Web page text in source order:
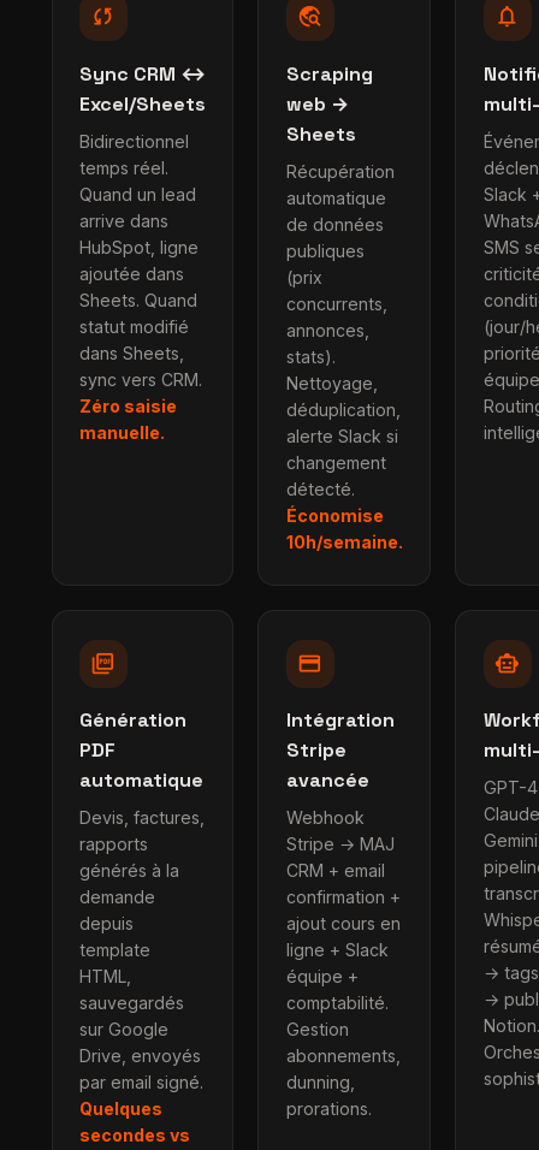
sync
Sync CRM ↔
Excel/Sheets
Bidirectionnel
temps réel.
Quand un lead
arrive dans
HubSpot, ligne
ajoutée dans
Sheets. Quand
statut modifié
dans Sheets,
sync vers CRM.
Zéro saisie
manuelle.
travel_explore
Scraping
web →
Sheets
Récupération
automatique
de données
publiques
(prix
concurrents,
annonces,
stats).
Nettoyage,
déduplication,
alerte Slack si
changement
détecté.
Économise
10h/semaine.
notifications
Slack
SMS
(jour/
picture_as_pdf
Génération
PDF
automatique
Devis, factures,
rapports
générés à la
demande
depuis
template
HTML,
sauvegardés
sur Google
Drive, envoyés
par email signé.
Quelques
secondes vs
credit_card
Intégration
Stripe
avancée
Webhook
Stripe → MAJ
CRM + email
confirmation +
ajout cours en
ligne + Slack
équipe +
comptabilité.
Gestion
abonnements,
dunning,
prorations.
smart_toy
GPT-
→
→
Notion.